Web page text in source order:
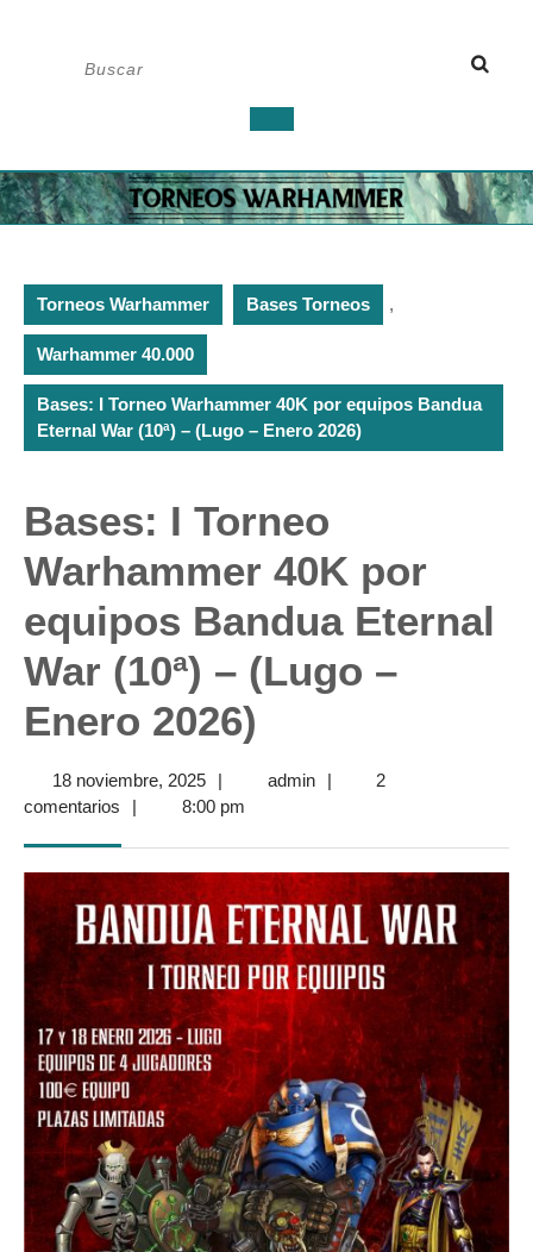
de
apertura
Torneos Warhammer Bases Torneos ,
Warhammer 40.000
Bases: I Torneo Warhammer 40K por equipos Bandua
Eternal War (10ª) – (Lugo – Enero 2026)
Bases: I Torneo
Warhammer 40K por
equipos Bandua Eternal
War (10ª) – (Lugo –
Enero 2026)
18 noviembre, 202518
noviembre,
| adminadmin
|
2
comentarios
| 8:00 pm